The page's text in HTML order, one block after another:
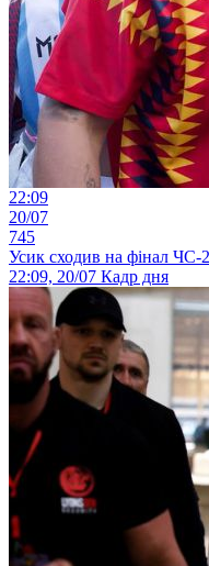
22:09
20/07
745
Усик сходив на фінал ЧС-
22:09, 20/07 Кадр дня